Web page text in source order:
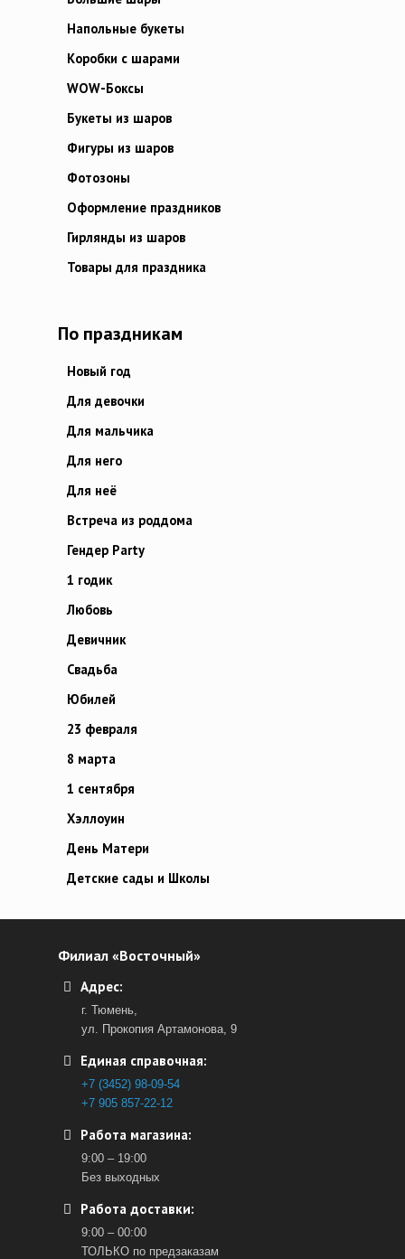
Напольные букеты
Коробки с шарами
WOW-Боксы
Букеты из шаров
Фигуры из шаров
Фотозоны
Оформление праздников
Гирлянды из шаров
Товары для праздника
По праздникам
Новый год
Для девочки
Для мальчика
Для него
Для неё
Встреча из роддома
Гендер Party
1 годик
Любовь
Девичник
Свадьба
Юбилей
23 февраля
8 марта
1 сентября
Хэллоуин
День Матери
Детские сады и Школы
Филиал «Восточный»
Адрес:
г. Тюмень,
ул. Прокопия Артамонова, 9
Единая справочная:
+7 (3452) 98-09-54
+7 905 857-22-12
Работа магазина:
9:00 – 19:00
Без выходных
Работа доставки:
9:00 – 00:00
ТОЛЬКО по предзаказам